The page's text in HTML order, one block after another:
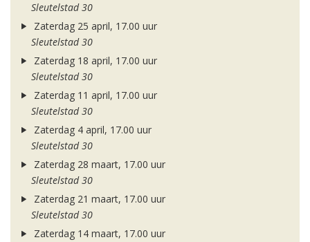
Sleutelstad 30
Zaterdag 25 april, 17.00 uur
Sleutelstad 30
Zaterdag 18 april, 17.00 uur
Sleutelstad 30
Zaterdag 11 april, 17.00 uur
Sleutelstad 30
Zaterdag 4 april, 17.00 uur
Sleutelstad 30
Zaterdag 28 maart, 17.00 uur
Sleutelstad 30
Zaterdag 21 maart, 17.00 uur
Sleutelstad 30
Zaterdag 14 maart, 17.00 uur